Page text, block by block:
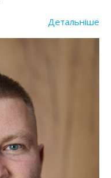
Детальніше